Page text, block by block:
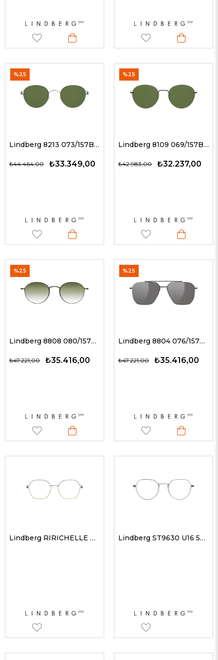
Lindberg 8213 073/157BL P10 / YEŞİL 49-21 G Unisex Güneş Gözlükleri
₺33.349,00
₺44.464,00
%25
Lindberg 8109 069/157BL U9 / YEŞİL G Unisex Güneş Gözlükleri
₺32.237,00
₺42.983,00
%25
Lindberg 8808 080/157BL U9/U9 / YEŞİL 5323 G Unisex Güneş Gözlükleri
₺35.416,00
₺47.221,00
%25
Lindberg 8804 076/157BL U9 / FÜME AYNA 54-15 G Unisex Güneş Gözlükleri
₺35.416,00
₺47.221,00
%25
Lindberg RIRICHELLE P10PGT 50 Unisex Optik Gözlükler Lindberg ST9630 U16 50 Unisex Optik Gözlükler